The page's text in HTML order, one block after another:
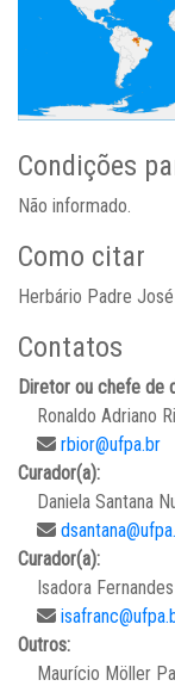
Condições
Não informado.
Como citar
Herbário Padre
Contatos
Diretor ou chefe de
Ronaldo Adriano
rbior@ufpa.br
Curador(a):
Daniela Santana
Curador(a):
Isadora
Outros:
Maurício Möller